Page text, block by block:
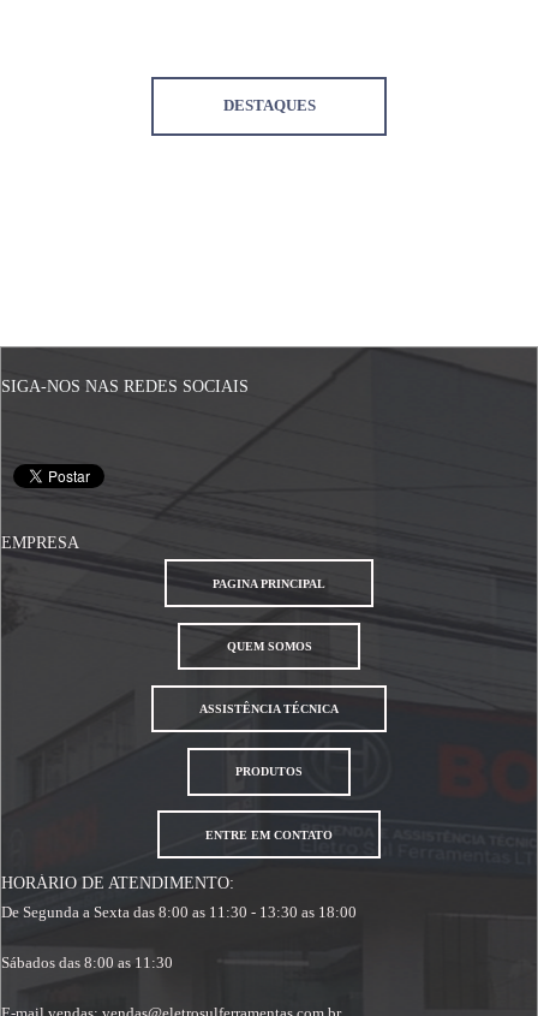
DESTAQUES
SIGA-NOS NAS REDES SOCIAIS
EMPRESA
PAGINA PRINCIPAL
QUEM SOMOS
ASSISTÊNCIA TÉCNICA
PRODUTOS
ENTRE EM CONTATO
HORÁRIO DE ATENDIMENTO:
De Segunda a Sexta das 8:00 as 11:30 - 13:30 as 18:00
Sábados das 8:00 as 11:30